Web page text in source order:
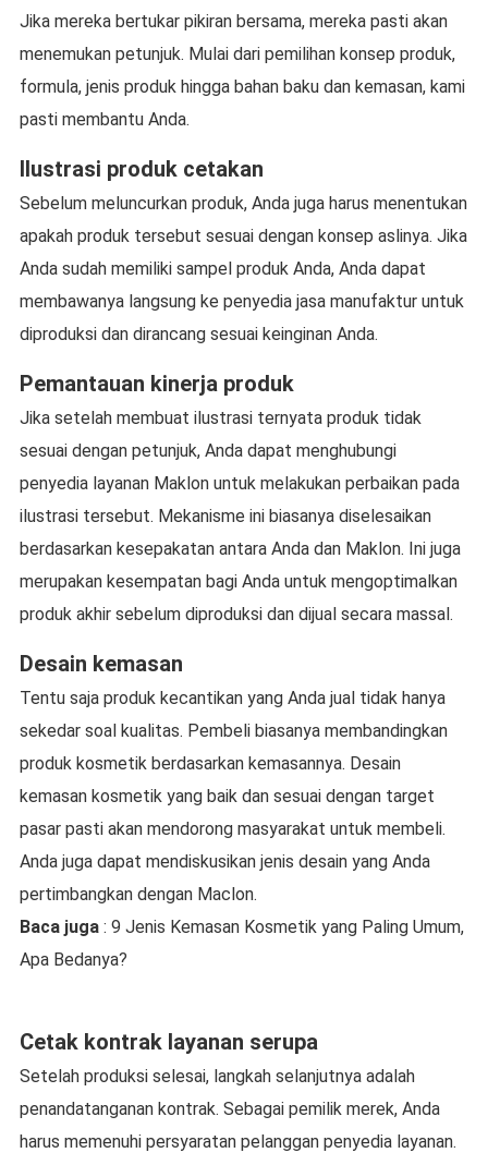
Jika mereka bertukar pikiran bersama, mereka pasti akan
menemukan petunjuk. Mulai dari pemilihan konsep produk,
formula, jenis produk hingga bahan baku dan kemasan, kami
pasti membantu Anda.
Ilustrasi produk cetakan
Sebelum meluncurkan produk, Anda juga harus menentukan
apakah produk tersebut sesuai dengan konsep aslinya. Jika
Anda sudah memiliki sampel produk Anda, Anda dapat
membawanya langsung ke penyedia jasa manufaktur untuk
diproduksi dan dirancang sesuai keinginan Anda.
Pemantauan kinerja produk
Jika setelah membuat ilustrasi ternyata produk tidak
sesuai dengan petunjuk, Anda dapat menghubungi
penyedia layanan Maklon untuk melakukan perbaikan pada
ilustrasi tersebut. Mekanisme ini biasanya diselesaikan
berdasarkan kesepakatan antara Anda dan Maklon. Ini juga
merupakan kesempatan bagi Anda untuk mengoptimalkan
produk akhir sebelum diproduksi dan dijual secara massal.
Desain kemasan
Tentu saja produk kecantikan yang Anda jual tidak hanya
sekedar soal kualitas. Pembeli biasanya membandingkan
produk kosmetik berdasarkan kemasannya. Desain
kemasan kosmetik yang baik dan sesuai dengan target
pasar pasti akan mendorong masyarakat untuk membeli.
Anda juga dapat mendiskusikan jenis desain yang Anda
pertimbangkan dengan Maclon.
Baca juga: 9 Jenis Kemasan Kosmetik yang Paling Umum,
Apa Bedanya?
Cetak kontrak layanan serupa
Setelah produksi selesai, langkah selanjutnya adalah
penandatanganan kontrak. Sebagai pemilik merek, Anda
harus memenuhi persyaratan pelanggan penyedia layanan.